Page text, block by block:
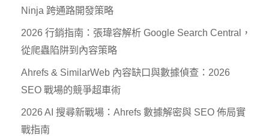
Ninja 跨通路開發策略
2026 行銷指南：張瑋容解析 Google Search Central，
從爬蟲陷阱到內容策略
Ahrefs & SimilarWeb 內容缺口與數據偵查：2026
SEO 戰場的競爭超車術
2026 AI 搜尋新戰場：Ahrefs 數據解密與 SEO 佈局實
戰指南